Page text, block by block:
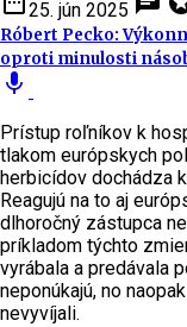
25. jún 2025
Róbert Pecko:
oproti minulosti
mic
Prístup roľníkov k
tlakom európskych
herbicídov dochádza
Reagujú na to aj
dlhoročný zástupca
príkladom týchto
vyrábala a predávala
neponúkajú, no
nevyvíjali.